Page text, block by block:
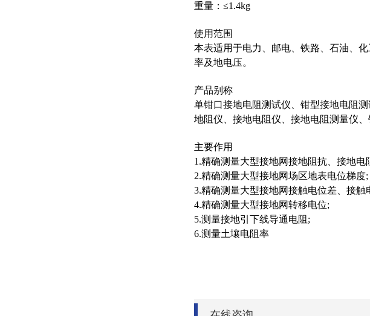
重量： ≤1.4kg
使用范围
本表适用于电力、邮电、铁路、石油、
率及地电压。
产品别称
单钳口接地电阻测试仪、钳型接地电阻
地阻仪、接地电阻仪、接地电阻测量仪
主要作用
1.精确测量大型接地网接地阻抗、接地电
2.精确测量大型接地网场区地表电位梯度;
3.精确测量大型接地网接触电位差、接
4.精确测量大型接地网转移电位;
5.测量接地引下线导通电阻 ;
6.测量土壤电阻率